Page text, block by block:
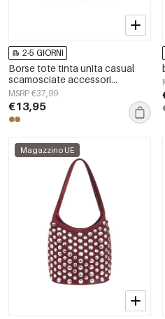
2-5 GIORNI
Borse tote tinta unita casual
scamosciate accessori
quotidiani
MSRP €37,99
€13,95
Magazzino UE